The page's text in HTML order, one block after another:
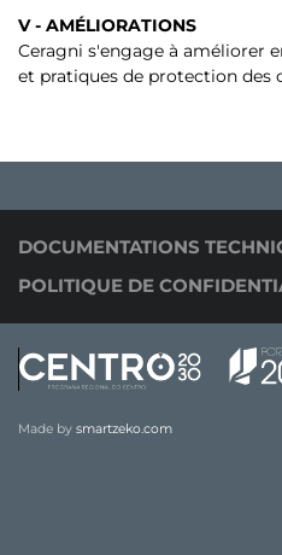
V - AMÉLIORATIONS
Ceragni s'engage à améliorer
et pratiques de protection des
DOCUMENTATIONS
POLITIQUE DE
Made by smartzeko.com